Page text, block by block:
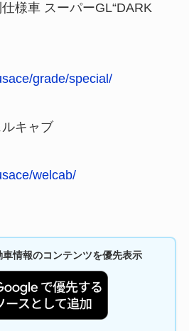
様車 スーパーGL“DARK
grade/special/
キャブ
welcab/
情報のコンテンツを優先表示